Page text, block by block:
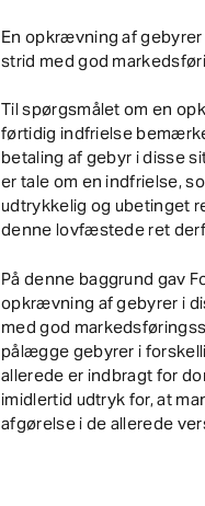
En opkrævning af
strid med god
Til spørgsmålet om en
førtidig indfrielse
betaling af gebyr i disse
er tale om en indfrielse,
udtrykkelig og ubetinget
denne lovfæstede ret
På denne baggrund gav
opkrævning af gebyrer i
med god
pålægge gebyrer i
allerede er indbragt for
imidlertid udtryk for, at
afgørelse i de allerede